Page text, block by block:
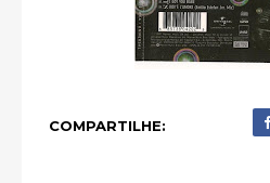
COMPARTILHE: